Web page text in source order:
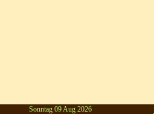
Sonntag 09 Aug 2026